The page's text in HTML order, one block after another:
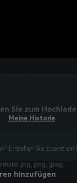
Sie zum
Meine Historie
Erstellen Sie zuerst ein
jpg, png, jpeg.
hinzufügen